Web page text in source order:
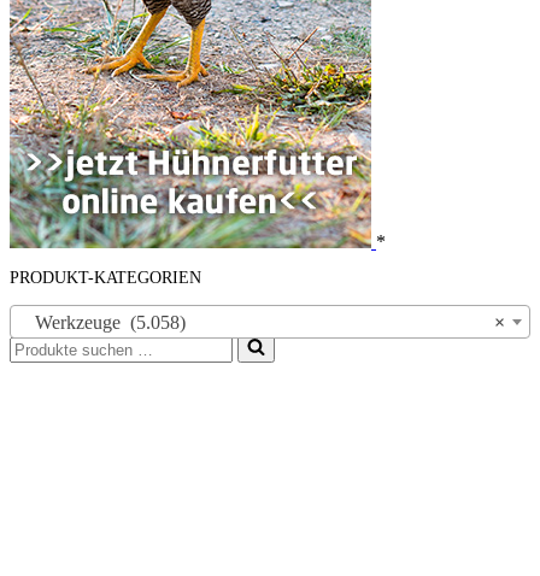
*
PRODUKT-KATEGORIEN
×
Werkzeuge (5.058)
Suchen
nach …